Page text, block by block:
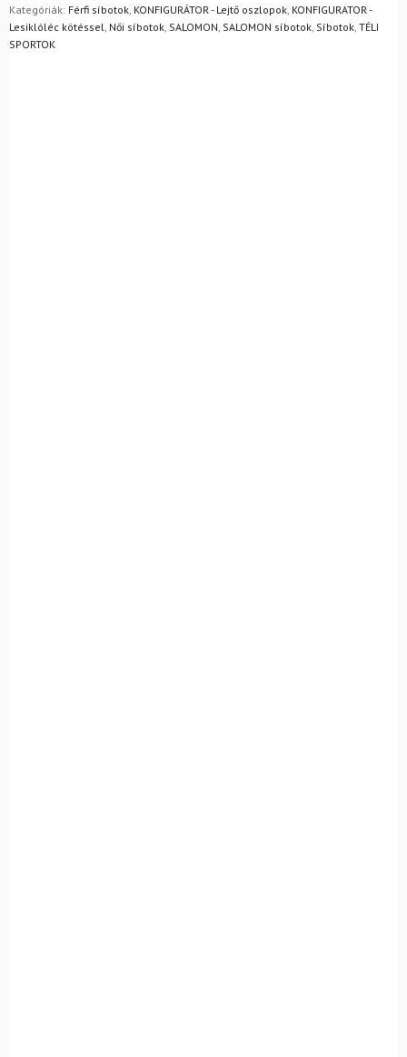
Mik a visszaküldés feltételei?
Kategóriák: Férfi síbotok KONFIGURÁTOR - Lejtő oszlopok KONFIGURATOR -
Lesiklóléc kötéssel Női síbotok SALOMON SALOMON síbotok Síbotok TÉLI
SPORTOK